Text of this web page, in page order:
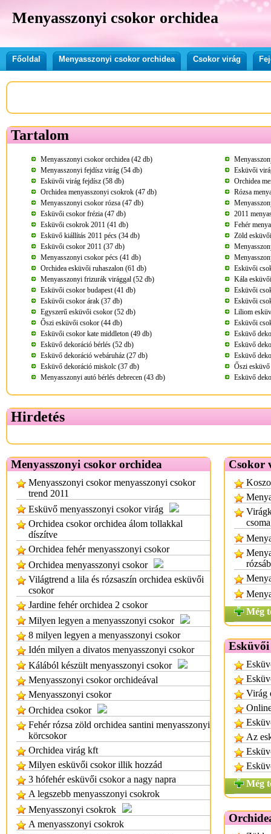
Menyasszonyi csokor orchidea
Főoldal Menyasszonyi csokor orchidea Csokor virág
Tartalom
Menyasszonyi csokor orchidea (42 db)
Menyasszonyi fejdísz virág (54 db)
Esküvői
Esküvői virág fejdísz (58 db)
Orchidea
Orchidea menyasszonyi csokrok (47 db)
Rózsa
Menyasszonyi csokor rózsa (47 db)
Esküvői csokor frézia (47 db)
2011
Esküvői csokrok 2011 (41 db)
Fehér
Esküvő kiállítás 2011 pécs (34 db)
Zöld
Esküvői csokor 2011 (37 db)
Menyasszonyi csokor pécs (41 db)
Orchidea esküvői ruhaszalon (61 db)
Esküvői
Menyasszonyi frizurák virággal (52 db)
Kála
Esküvői csokor budapest (41 db)
Esküvői
Esküvői csokor árak (37 db)
Esküvői
Egyszerű esküvői csokor (52 db)
Liliom
Őszi esküvői csokor (44 db)
Esküvői
Esküvői csokor kate middleton (49 db)
Esküvő
Esküvő dekoráció bérlés (52 db)
Esküvő
Esküvő dekoráció webáruház (27 db)
Esküvő
Esküvő dekoráció miskolc (37 db)
Őszi
Menyasszonyi autó bérlés debrecen (43 db)
Esküvő
Hirdetés
Menyasszonyi csokor orchidea
Menyasszonyi csokor menyasszonyi csokor
trend 2011
Esküvő menyasszonyi csokor virág
Orchidea csokor orchidea álom tollakkal
díszítve
Orchidea fehér menyasszonyi csokor
Orchidea menyasszonyi csokor
Világtrend a lila és rózsaszín orchidea esküvői
csokor
Jardine fehér orchidea 2 csokor
Milyen legyen a menyasszonyi csokor
8 milyen legyen a menyasszonyi csokor
Idén milyen a divatos menyasszonyi csokor
Kálából készült menyasszonyi csokor
Menyasszonyi csokor orchideával
Menyasszonyi csokor
Orchidea csokor
Fehér rózsa zöld orchidea santini menyasszonyi
körcsokor
Orchidea virág kft
Milyen esküvői csokor illik hozzád
3 hófehér esküvői csokor a nagy napra
A legszebb menyasszonyi csokrok
Menyasszonyi csokrok
A menyasszonyi csokrok
Csokor
Még
Virág
Az
Még